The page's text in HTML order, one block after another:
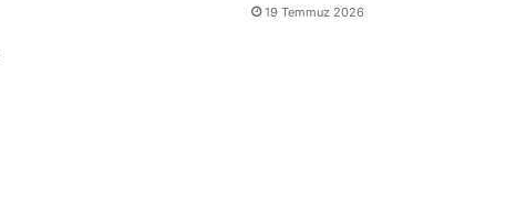
19 Temmuz 2026